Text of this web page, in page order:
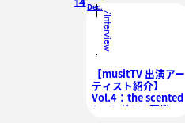
Dec./
Interview
【musitTV 出演アー
ティスト紹介】
Vol.4：the scented
/ ぺんぎんの憂鬱 /